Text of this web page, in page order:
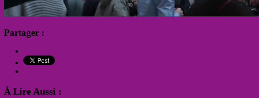
Partager :
À Lire Aussi :